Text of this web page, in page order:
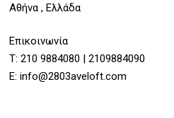
Υποσύνολο:
Αθήνα , Ελλάδα
Επικοινωνία
Τ: 210 9884080
2109884090
E: info@2803aveloft.com